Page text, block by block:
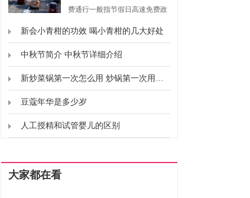
费通行一般指节假日高速免费政
假日免收小型客车通行费实施方
案》规定，高速免费通行的时间
为春节、清明节、劳动节、国庆
上述法定节假日连休日。
新会小青柑的功效 喝小青柑的几大好处
中秋节简介 中秋节详细介绍
新炒菜锅第一次怎么用 炒锅第一次用要怎么弄
豆蔻年华是多少岁
人工授精和试管婴儿的区别
大家都在看